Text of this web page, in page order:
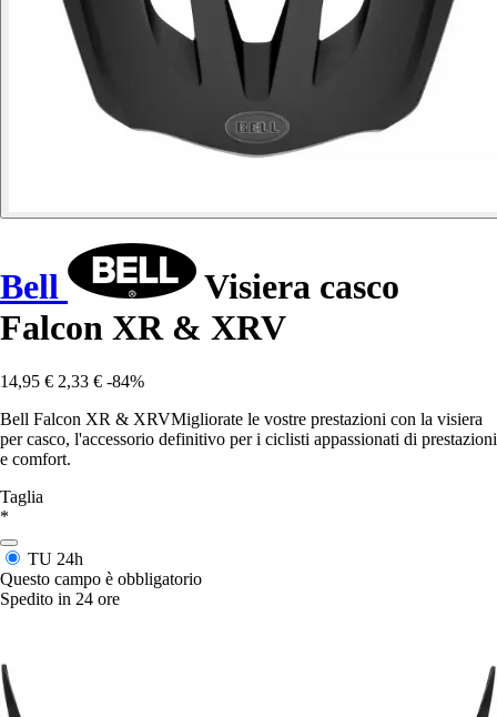
Bell
Visiera casco
Falcon XR & XRV
14,95 € 2,33 € -84%
Bell Falcon XR & XRVMigliorate le vostre prestazioni con la visiera
per casco, l'accessorio definitivo per i ciclisti appassionati di prestazioni
e comfort.
Taglia
*
TU 24h
Questo campo è obbligatorio
Spedito in 24 ore